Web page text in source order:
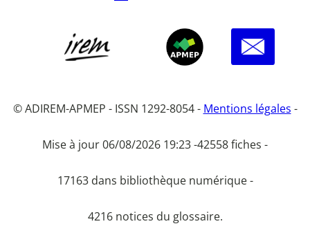
© ADIREM-APMEP - ISSN 1292-8054 - Mentions légales -
Mise à jour 06/08/2026 19:23 -42558 fiches -
17163 dans bibliothèque numérique -
4216 notices du glossaire.